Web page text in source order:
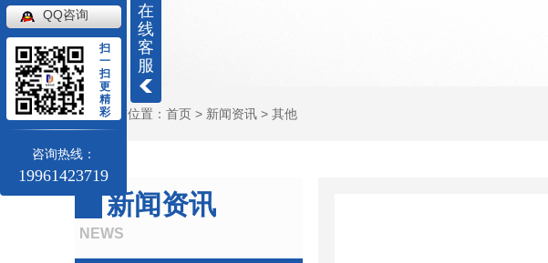
当前位置： 首页 > 新闻资讯 > 其他
新闻资讯
NEWS
在
线
客
服
QQ咨询
扫
一
扫
更
精
彩
咨询热线：
19961423719